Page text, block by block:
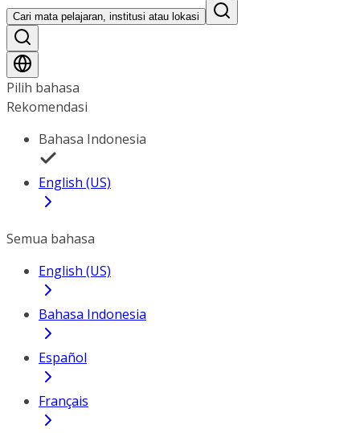
Cari mata pelajaran, institusi atau lokasi
Pilih bahasa
Rekomendasi
Bahasa Indonesia
English (US)
Semua bahasa
English (US)
Bahasa Indonesia
Español
Français